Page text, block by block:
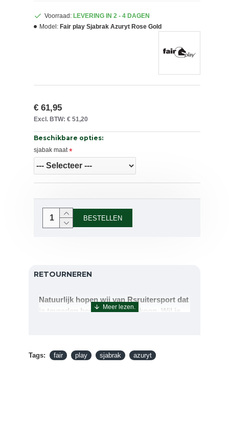
Voorraad: LEVERING IN 2 - 4 DAGEN
Model: Fair play Sjabrak Azuryt Rose Gold
€ 61,95
Excl. BTW: € 51,20
Beschikbare opties:
sjabak maat
BESTELLEN
RETOURNEREN
Natuurlijk hopen wij van Rsruitersport dat
je tevreden bent met uw aankoop. Wil je
terug sturen naar : Rsruitersport
Tags: fair play sjabrak azuryt